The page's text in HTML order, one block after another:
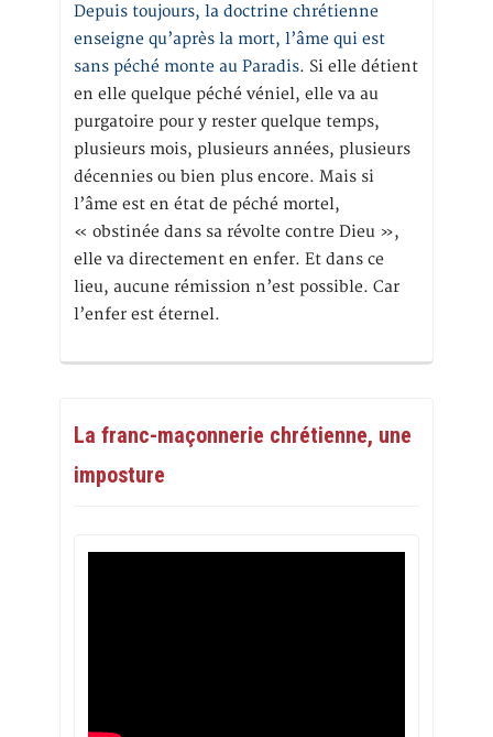
Depuis toujours, la doctrine chrétienne
enseigne qu’après la mort, l’âme qui est
sans péché monte au Paradis. Si elle détient
en elle quelque péché véniel, elle va au
purgatoire pour y rester quelque temps,
plusieurs mois, plusieurs années, plusieurs
décennies ou bien plus encore. Mais si
l’âme est en état de péché mortel,
« obstinée dans sa révolte contre Dieu »,
elle va directement en enfer. Et dans ce
lieu, aucune rémission n’est possible. Car
l’enfer est éternel.
La franc-maçonnerie chrétienne, une
imposture